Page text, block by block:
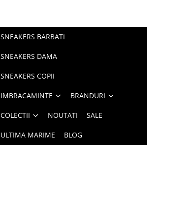
SNEAKERS BARBATI
SNEAKERS DAMA
SNEAKERS COPII
IMBRACAMINTE BRANDURI
COLECTII NOUTATI SALE
ULTIMA MARIME BLOG